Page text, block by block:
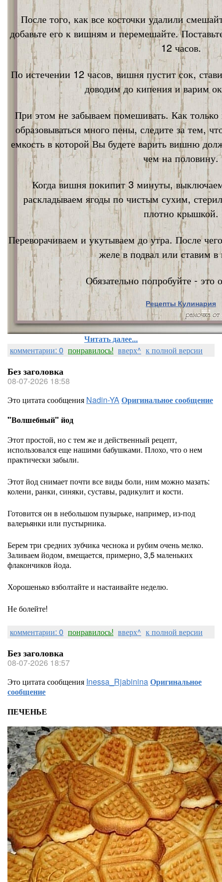
После того, как все косточки удалили
добавьте его к вишням и перемешайте.
12 часов.
По истечении 12 часов, вишня пустит сок,
доводим до кипения и варим
При этом не забываем помешивать. Как
образовываться много пены, следите за тем,
емкость в которой Вы будете варить вишню
чем на половину.
Когда вишня покипит 3 минуты,
раскладываем ягоды по чистым сухим,
плотно крышкой.
Переворачиваем и укутываем до утра. После
желе в подвал или ставим в
Обязательно попробуйте - это
Рецепты Кулинария
Nata Vi
Читать далее...
комментарии: 0 понравилось! вверх^ к полной версии
Без заголовка
08-07-2026 18:58
Это цитата сообщения Nadin-YAОригинальное сообщение
"Волшебный" йод
Этот простой, но с тем же и действенный рецепт,
использовался еще нашими бабушками. Плохо, что о нем
практически забыли.
Этот йод снимает почти все виды боли, ним можно мазать:
колени, ранки, синяки, суставы, радикулит и кости.
Готовится он в небольшом пузырьке, например, из-под
валерьянки или пустырника.
Берем три средних зубчика чеснока и рубим очень мелко.
Заливаем йодом, вмещается, примерно, 3,5 маленьких
флакончиков йода.
Хорошенько взболтайте и настаивайте неделю.
Не болейте!
комментарии: 0 понравилось! вверх^ к полной версии
Без заголовка
08-07-2026 18:57
Это цитата сообщения Inessa_RjabininaОригинальное
сообщение
ПЕЧЕНЬЕ